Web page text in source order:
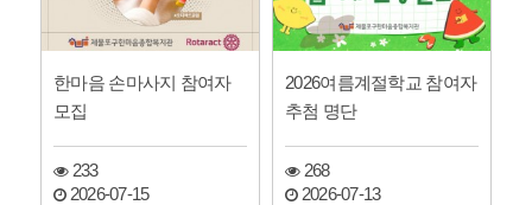
한마음 손마사지 참여자
모집
233
2026-07-15
2026여름계절학교 참여자
추첨 명단
268
2026-07-13